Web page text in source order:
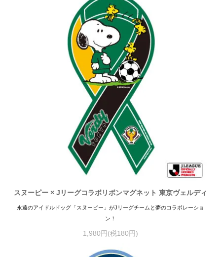
スヌーピー × Jリーグコラボリボンマグネット 東京ヴェルディ
永遠のアイドルドッグ「スヌーピー」がJリーグチームと夢のコラボレーショ
ン！
1,980円(税180円)